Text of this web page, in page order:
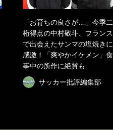
「お育ちの良さが…」今季二
桁得点の中村敬斗、フランス
で出会えたサンマの塩焼きに
感激！「爽やかイケメン」食
事中の所作に絶賛も
サッカー批評編集部